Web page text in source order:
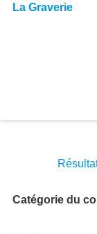
La Graverie
Catégorie du